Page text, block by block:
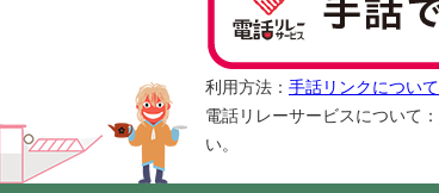
利用方法： 手話リンクについて
電話リレーサービスについて：
い。